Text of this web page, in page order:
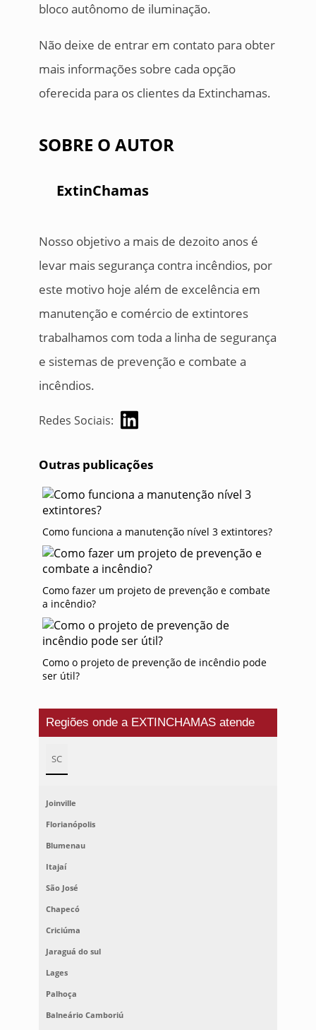
bloco autônomo de iluminação.
Não deixe de entrar em contato para obter
mais informações sobre cada opção
oferecida para os clientes da Extinchamas.
SOBRE O AUTOR
ExtinChamas
Nosso objetivo a mais de dezoito anos é
levar mais segurança contra incêndios, por
este motivo hoje além de excelência em
manutenção e comércio de extintores
trabalhamos com toda a linha de segurança
e sistemas de prevenção e combate a
incêndios.
Redes Sociais:
Outras publicações
Como funciona a manutenção nível 3 extintores?
Como fazer um projeto de prevenção e combate
a incêndio?
Como o projeto de prevenção de incêndio pode
ser útil?
Regiões onde a EXTINCHAMAS atende
SC
Joinville
Florianópolis
Blumenau
Itajaí
São José
Chapecó
Criciúma
Jaraguá do sul
Lages
Palhoça
Balneário Camboriú